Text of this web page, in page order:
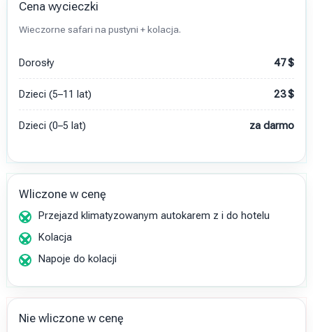
Cena wycieczki
Wieczorne safari na pustyni + kolacja.
Dorosły 47$
Dzieci (5–11 lat) 23$
Dzieci (0–5 lat) za darmo
Wliczone w cenę
Przejazd klimatyzowanym autokarem z i do hotelu
Kolacja
Napoje do kolacji
Nie wliczone w cenę